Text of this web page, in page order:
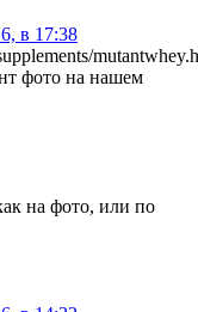
в 17:38
фото на нашем
на фото, или по